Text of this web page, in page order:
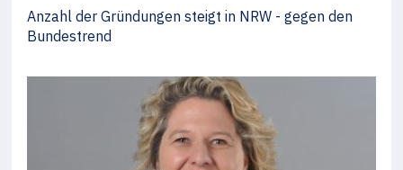
Anzahl der Gründungen steigt in NRW - gegen den
Bundestrend